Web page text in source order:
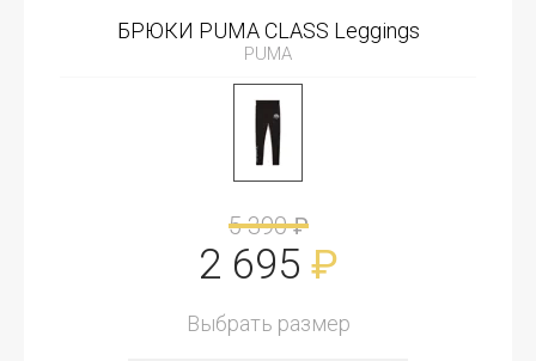
БРЮКИ PUMA CLASS Leggings
PUMA
5 390 ₽
2 695 ₽
Выбрать размер